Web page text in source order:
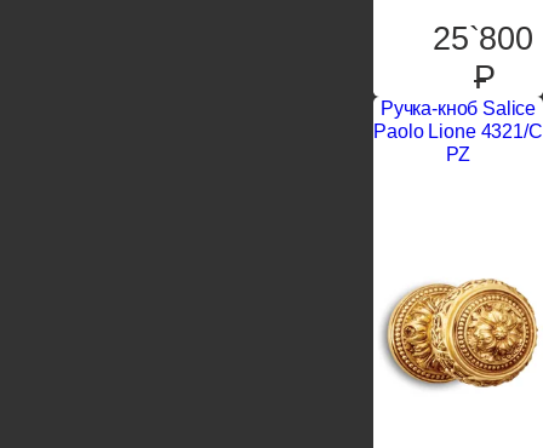
25`800
P
Ручка-кноб Salice
Paolo Lione 4321/C
PZ